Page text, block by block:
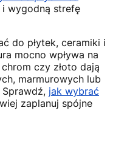
i wygodną strefę
do płytek, ceramiki i
mocno wpływa na
czy złoto dają
marmurowych lub
jak wybrać
zaplanuj spójne